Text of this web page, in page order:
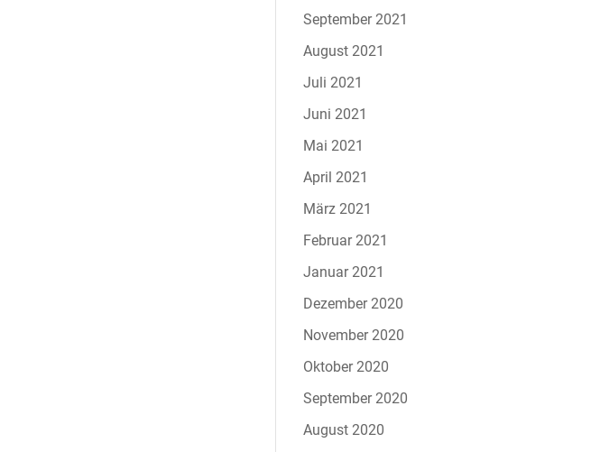
September 2021
August 2021
Juli 2021
Juni 2021
Mai 2021
April 2021
März 2021
Februar 2021
Januar 2021
Dezember 2020
November 2020
Oktober 2020
September 2020
August 2020